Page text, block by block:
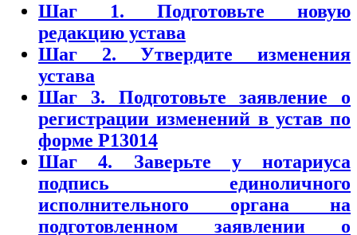
Шаг 1. Подготовьте новую
редакцию устава
Шаг 2. Утвердите изменения
устава
Шаг 3. Подготовьте заявление о
регистрации изменений в устав по
форме Р13014
Шаг 4. Заверьте у нотариуса
подпись единоличного
исполнительного органа на
подготовленном заявлении о